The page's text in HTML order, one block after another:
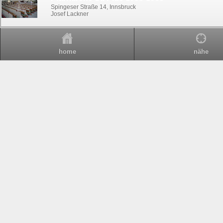
Spingeser Straße 14, Innsbruck
Josef Lackner
home nähe